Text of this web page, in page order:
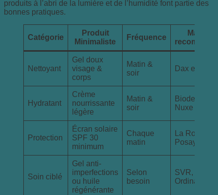
produits à l’abri de la lumière et de l’humidité font partie des
bonnes pratiques.
Catégorie
Produit
Minimaliste
Fréquence
Marque
Nettoyant
Gel doux
visage &
corps
Matin &
soir
Dax et Terra
Hydratant
Crème
nourrissante
légère
Matin &
soir
Bioderma,
Nuxe
Protection
Écran solaire
SPF 30
minimum
Chaque
matin
La Roche-
Posay
Soin ciblé
Gel anti-
imperfections
ou huile
régénérante
Selon
besoin
SVR, The
Ordinary